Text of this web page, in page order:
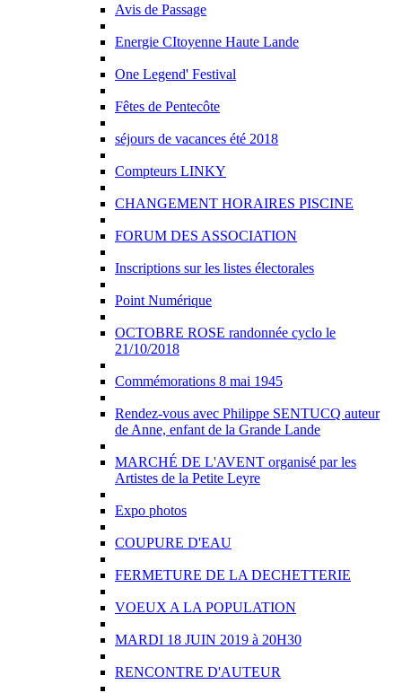
Avis de Passage
Energie CItoyenne Haute Lande
One Legend' Festival
Fêtes de Pentecôte
séjours de vacances été 2018
Compteurs LINKY
CHANGEMENT HORAIRES PISCINE
FORUM DES ASSOCIATION
Inscriptions sur les listes électorales
Point Numérique
OCTOBRE ROSE randonnée cyclo le
21/10/2018
Commémorations 8 mai 1945
Rendez-vous avec Philippe SENTUCQ auteur
de Anne, enfant de la Grande Lande
MARCHÉ DE L'AVENT organisé par les
Artistes de la Petite Leyre
Expo photos
COUPURE D'EAU
FERMETURE DE LA DECHETTERIE
VOEUX A LA POPULATION
MARDI 18 JUIN 2019 à 20H30
RENCONTRE D'AUTEUR